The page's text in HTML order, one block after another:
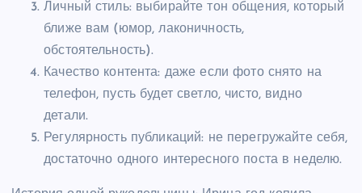
Личный стиль: выбирайте тон общения, который
ближе вам (юмор, лаконичность,
обстоятельность).
Качество контента: даже если фото снято на
телефон, пусть будет светло, чисто, видно
детали.
Регулярность публикаций: не перегружайте себя,
достаточно одного интересного поста в неделю.